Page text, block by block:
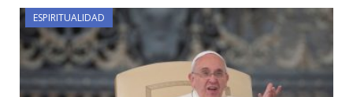
ESPIRITUALIDAD